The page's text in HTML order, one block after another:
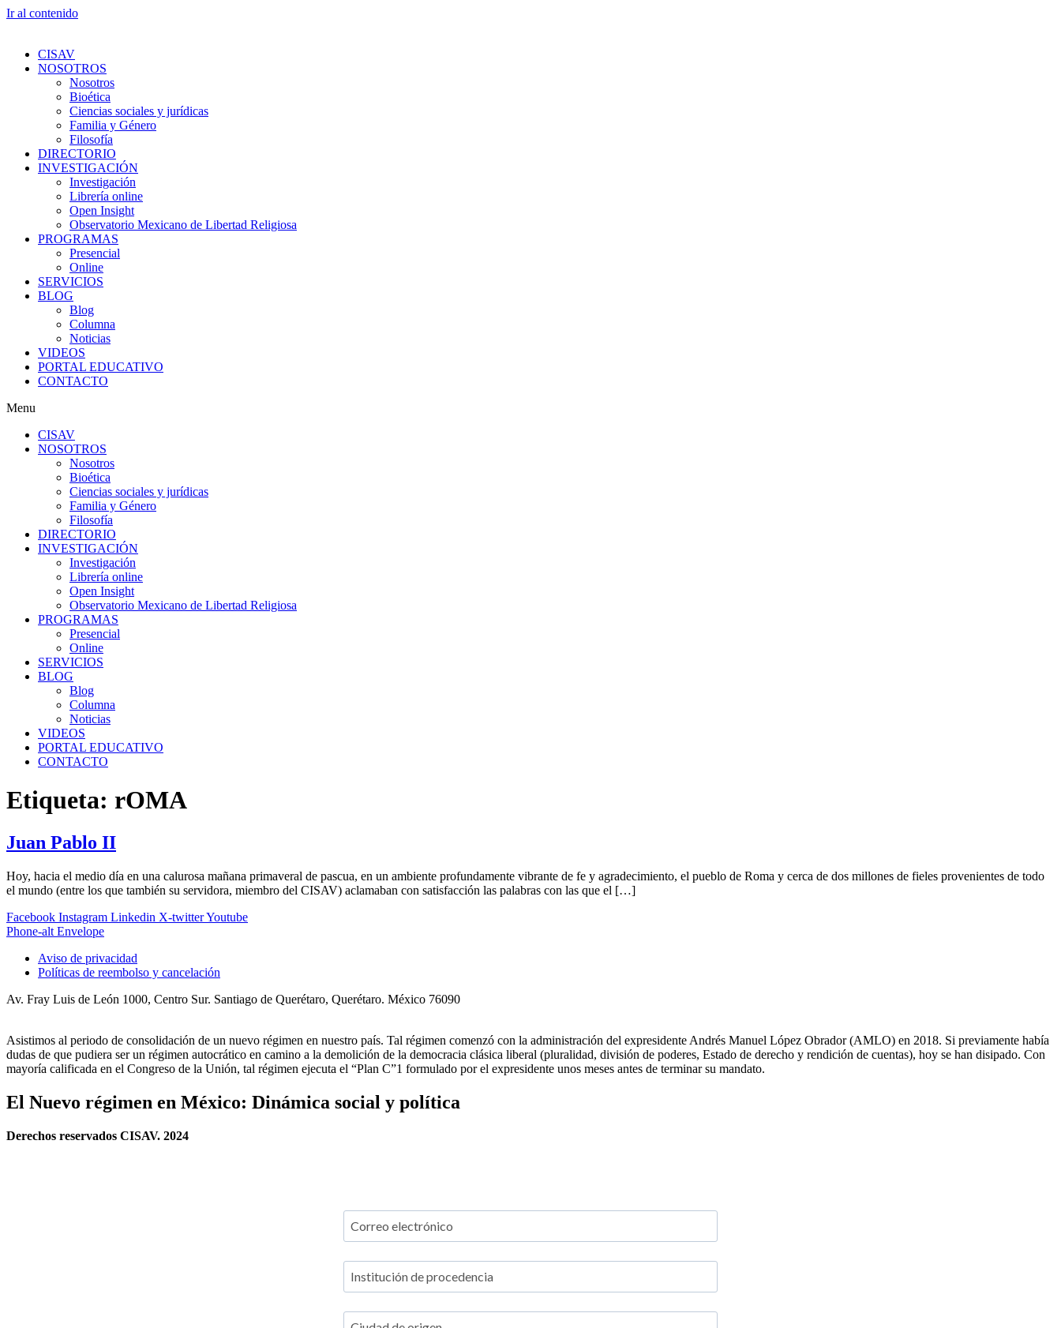
Ir al contenido
CISAV
NOSOTROS
Nosotros
Bioética
Ciencias sociales y jurídicas
Familia y Género
Filosofía
DIRECTORIO
INVESTIGACIÓN
Investigación
Librería online
Open Insight
Observatorio Mexicano de Libertad Religiosa
PROGRAMAS
Presencial
Online
SERVICIOS
BLOG
Blog
Columna
Noticias
VIDEOS
PORTAL EDUCATIVO
CONTACTO
Menu
CISAV
NOSOTROS
Nosotros
Bioética
Ciencias sociales y jurídicas
Familia y Género
Filosofía
DIRECTORIO
INVESTIGACIÓN
Investigación
Librería online
Open Insight
Observatorio Mexicano de Libertad Religiosa
PROGRAMAS
Presencial
Online
SERVICIOS
BLOG
Blog
Columna
Noticias
VIDEOS
PORTAL EDUCATIVO
CONTACTO
Etiqueta: rOMA
Juan Pablo II
Hoy, hacia el medio día en una calurosa mañana primaveral de pascua, en un ambiente profundamente vibrante de fe y agradecimiento, el pueblo de Roma y cerca de dos millones de fieles provenientes de todo
el mundo (entre los que también su servidora, miembro del CISAV) aclamaban con satisfacción las palabras con las que el […]
Facebook Instagram Linkedin X-twitterYoutube
Phone-alt Envelope
Aviso de privacidad
Políticas de reembolso y cancelación
Av. Fray Luis de León 1000, Centro Sur. Santiago de Querétaro, Querétaro. México 76090
Asistimos al periodo de consolidación de un nuevo régimen en nuestro país. Tal régimen comenzó con la administración del expresidente Andrés Manuel López Obrador (AMLO) en 2018. Si previamente había
dudas de que pudiera ser un régimen autocrático en camino a la demolición de la democracia clásica liberal (pluralidad, división de poderes, Estado de derecho y rendición de cuentas), hoy se han disipado. Con
mayoría calificada en el Congreso de la Unión, tal régimen ejecuta el “Plan C”1 formulado por el expresidente unos meses antes de terminar su mandato.
El Nuevo régimen en México: Dinámica social y política
Derechos reservados CISAV. 2024